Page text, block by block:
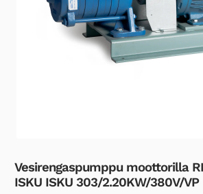
Vesirengaspumppu moottorilla
ISKU ISKU 303/2.20KW/380V/VP